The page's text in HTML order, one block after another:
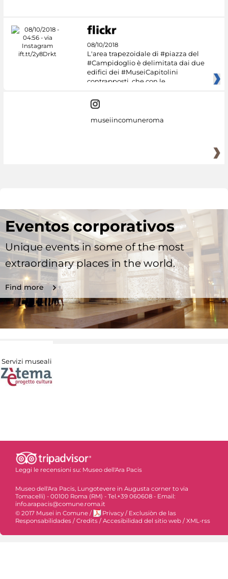
08/10/2018
L'area trapezoidale di #piazza del
#Campidoglio è delimitata dai due
edifici dei #MuseiCapitolini
contrapposti, che con le
museiincomuneroma
Eventos corporativos
Unique events in some of the most
extraordinary places in the world.
Find more
Servizi museali
Leggi le recensioni su: Museo dell'Ara Pacis
Museo dell'Ara Pacis, Lungotevere in Augusta corner to via
Tomacelli) - 00100 Roma (RM) - Tel.+39 060608 - Email:
info.arapacis@comune.roma.it
© 2017 Musei in Comune / Privacy / Exclusiòn de las
Responsabilidades / Credits / Accesibilidad del sitio web / XML-rss